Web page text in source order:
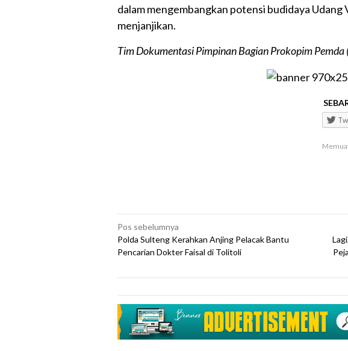
dalam mengembangkan potensi budidaya Udang
menjanjikan.
Tim Dokumentasi Pimpinan Bagian Prokopim Pemda
Navigasi
pos
Pos sebelumnya
Polda Sulteng Kerahkan Anjing Pelacak Bantu
Pencarian Dokter Faisal di Tolitoli